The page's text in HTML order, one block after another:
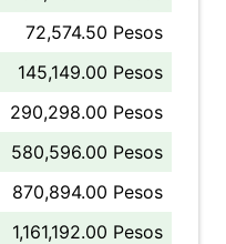
72,574.50 Pesos
145,149.00 Pesos
290,298.00 Pesos
580,596.00 Pesos
870,894.00 Pesos
1,161,192.00 Pesos